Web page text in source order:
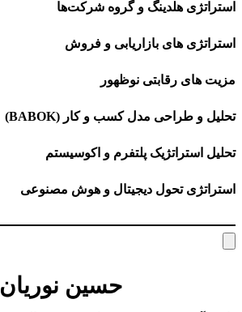
استراتژی هلدینگ و گروه شرکت‌ها
استراتژی های بازاریابی و فروش
مزیت های رقابتی نوظهور
تحلیل و طراحی مدل کسب و کار (BABOK)
تحلیل استراتژیک پلتفرم و اکوسیستم
استراتژی تحول دیجیتال و هوش مصنوعی
حسین نوریان